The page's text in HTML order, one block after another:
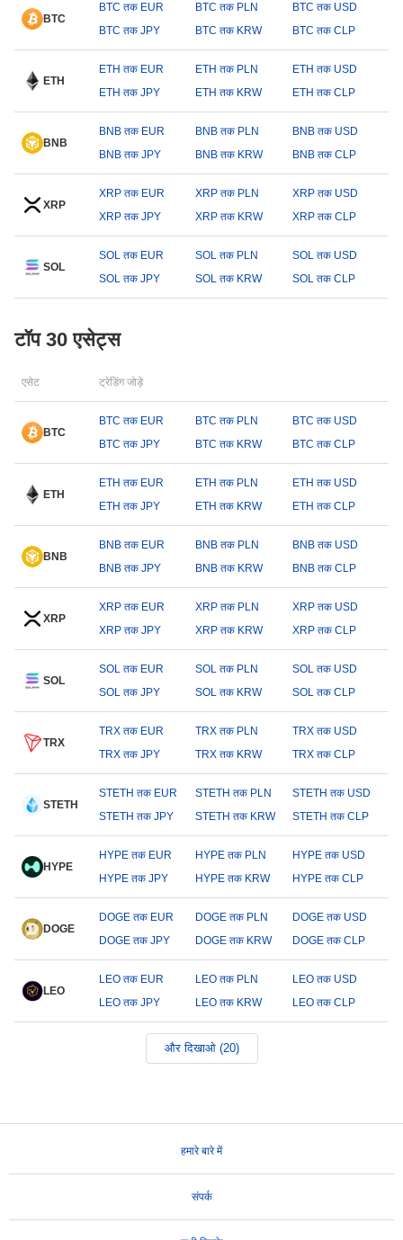
BTC
BTC तक EUR BTC तक PLN
BTC तक USD
BTC तक JPY
BTC तक KRW BTC तक CLP
ETH
ETH तक EUR ETH तक PLN
ETH तक USD
ETH तक JPY
ETH तक KRW ETH तक CLP
BNB
BNB तक EUR BNB तक PLN
BNB तक USD
BNB तक JPY
BNB तक KRW BNB तक CLP
XRP
XRP तक EUR XRP तक PLN
XRP तक USD
XRP तक JPY
XRP तक KRW XRP तक CLP
SOL
SOL तक EUR SOL तक PLN
SOL तक USD
SOL तक JPY
SOL तक KRW SOL तक CLP
टॉप 30 एसेट्स
एसेट ट्रेडिंग जोड़े
BTC
BTC तक EUR BTC तक PLN
BTC तक USD
BTC तक JPY
BTC तक KRW BTC तक CLP
ETH
ETH तक EUR ETH तक PLN
ETH तक USD
ETH तक JPY
ETH तक KRW ETH तक CLP
BNB
BNB तक EUR BNB तक PLN
BNB तक USD
BNB तक JPY
BNB तक KRW BNB तक CLP
XRP
XRP तक EUR XRP तक PLN
XRP तक USD
XRP तक JPY
XRP तक KRW XRP तक CLP
SOL
SOL तक EUR SOL तक PLN
SOL तक USD
SOL तक JPY
SOL तक KRW SOL तक CLP
TRX
TRX तक EUR TRX तक PLN
TRX तक USD
TRX तक JPY
TRX तक KRW TRX तक CLP
STETH
STETH तक EUR STETH तक PLN
STETH तक USD
STETH तक JPY
STETH तक KRW STETH तक CLP
HYPE
HYPE तक EUR HYPE तक PLN
HYPE तक USD
HYPE तक JPY
HYPE तक KRW HYPE तक CLP
DOGE
DOGE तक EUR DOGE तक PLN
DOGE तक USD
DOGE तक JPY
DOGE तक KRW DOGE तक CLP
LEO
LEO तक EUR LEO तक PLN
LEO तक USD
LEO तक JPY
LEO तक KRW LEO तक CLP
और दिखाओ (20)
हमारे बारे में
संपर्क